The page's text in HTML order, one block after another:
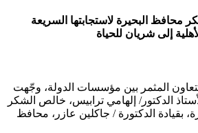
محافظ البحيرة لاستجابتها السريعة
إلى شريان للحياة
المثمر بين مؤسسات الدولة، وجّهت
الدكتور/ إلهامي ترابيس، خالص الشكر
بقيادة الدكتورة / جاكلين عازر، محافظ